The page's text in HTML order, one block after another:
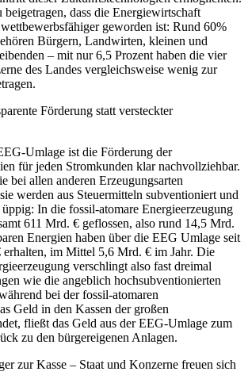
beigetragen, dass die Energiewirtschaft
geworden ist: Rund 60%
Bürgern, Landwirten, kleinen und
– mit nur 6,5 Prozent haben die vier
des Landes vergleichsweise wenig zur
Förderung statt versteckter
Umlage ist die Förderung der
für jeden Stromkunden klar nachvollziehbar.
bei allen anderen Erzeugungsarten
werden aus Steuermitteln subventioniert und
In die fossil-atomare Energieerzeugung
611 Mrd. € geflossen, also rund 14,5 Mrd.
Energien haben über die EEG Umlage seit
im Mittel 5,6 Mrd. € im Jahr. Die
verschlingt also fast dreimal
wie die angeblich hochsubventionierten
bei der fossil-atomaren
Geld in den Kassen der großen
fließt das Geld aus der EEG-Umlage zum
zu den bürgereigenen Anlagen.
zur Kasse – Staat und Konzerne freuen sich